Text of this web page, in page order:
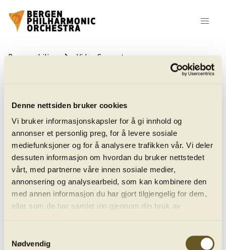
Denne nettsiden bruker cookies
Vi bruker informasjonskapsler for å gi innhold og
annonser et personlig preg, for å levere sosiale
mediefunksjoner og for å analysere trafikken vår. Vi deler
dessuten informasjon om hvordan du bruker nettstedet
vårt, med partnerne våre innen sosiale medier,
annonsering og analysearbeid, som kan kombinere den
med annen informasjon du har gjort tilgjengelig for dem,
eller som de har samlet inn gjennom din bruk av
Nødvendig
Bergenphilive keyboard_arrow_right Video Concerts
All Video Concerts
Concerts with: Henning Kraggerud keyboard_arrow_down